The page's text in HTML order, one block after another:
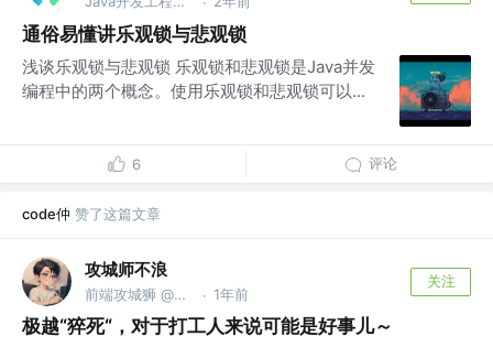
通俗易懂讲乐观锁与悲观锁
浅谈乐观锁与悲观锁 乐观锁和悲观锁是Java并发
编程中的两个概念。使用乐观锁和悲观锁可以...
6 评论
code仲 赞了这篇文章
攻城师不浪
前端攻城狮 @家里蹲 · 1年前
关注
极越“猝死“，对于打工人来说可能是好事儿～